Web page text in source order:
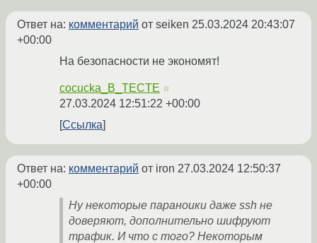
Ответ на: комментарий от seiken 25.03.2024 20:43:07
+00:00
На безопасности не экономят!
cocucka_B_TECTE ☆
27.03.2024 12:51:22 +00:00
Ссылка
Ответ на: комментарий от iron 27.03.2024 12:50:37
+00:00
Ну некоторые параноики даже ssh не
доверяют, дополнительно шифруют
трафик. И что с того? Некоторым